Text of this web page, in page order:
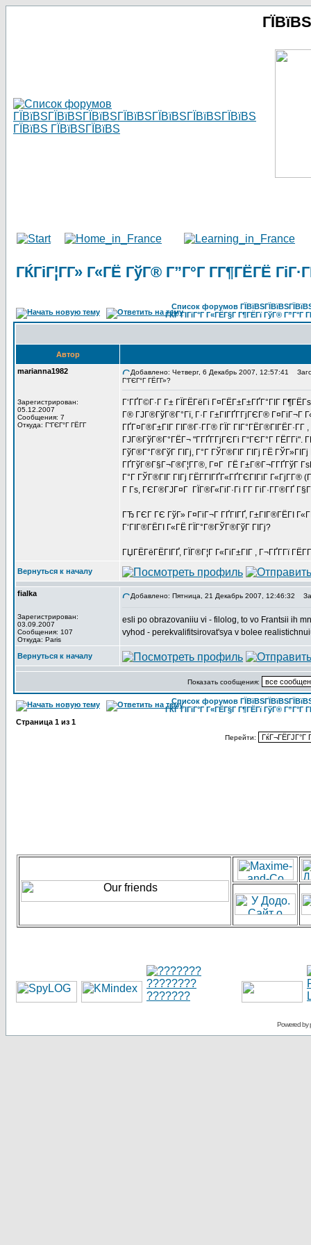
ГЌГіГ¦Г­Г» Г«ГЁ ГўГ® Г”Г°Г Г­Г¶ГЁГЁ
Список форумов
ГЌГ ГІГіГ°Г Г«ГЁГ§Г Г¶ГЁГї ГўГ® Г”Г°Г
Автор
marianna1982
Зарегистрирован:
05.12.2007
Сообщения: 7
Откуда: Г“ГЄГ°Г ГЁГ­Г
Добавлено: Четверг, 6 Декабрь 2007, 12:57:41
Г“ГЄГ°Г ГЁГ­Г»?
Г‘ГҐГ©Г·Г Г± ГЇГЁГёГі Г¤ГЁГ±Г±ГҐГ°ГІГ
Г® ГЈГ®ГўГ®Г°Гї, Г·Г Г±ГІГҐГ­ГјГЄГ® Г¤ГіГ¬Г
ГҐГ¤Г®Г±ГІГ ГІГ®Г·Г­Г® ГЇГ
ГЈГ®ГўГ®Г°ГЁГ¬ "Г­ГҐГ­ГјГЄГі Г“ГЄГ°Г ГЁГ­Гі".
ГўГ®Г°Г®ГўГ ГІГј, Г°Г ГЎГ®ГІГ ГІГј ГЁ
ГҐГўГ®Г§Г¬Г®Г¦Г­Г®, Г¤Г ГЁ Г±Г®Г¬Г­ГҐГўГ
Г°Г ГЎГ®ГІГ ГІГј ГЁГ­ГІГҐГ«ГҐГЄГІГіГ Г«ГјГ­Г®
Г Гѕ, ГЄГ®ГЈГ¤Г ГЇГ®Г«ГіГ·Гі Г­Г ГіГ·Г­Г®ГҐ
ГЂ ГЄГ ГЄ ГўГ» Г¤ГіГ¬Г ГҐГІГҐ, Г±ГІГ®ГЁГІ
Г‘ГІГ®ГЁГІ Г«ГЁ ГЇГ°Г®ГЎГ®ГўГ ГІГј?
ГЏГЁГёГЁГІГҐ, ГЇГ®Г¦Г Г«ГіГ±ГІГ , Г¬ГҐГ­Гї
Вернуться к началу
fialka
Зарегистрирован:
03.09.2007
Сообщения: 107
Откуда: Paris
Добавлено: Пятница, 21 Декабрь 2007, 12:46:32
esli po obrazovaniiu vi - filolog, to vo Frantsii ih
vyhod - perekvalifitsirovat'sya v bolee
Вернуться к началу
Показать сообщения:
Список форумов
ГЌГ ГІГіГ°Г Г«ГЁГ§Г Г¶ГЁГї ГўГ® Г”Г°Г
Страница 1 из 1
Перейти:
Powered by